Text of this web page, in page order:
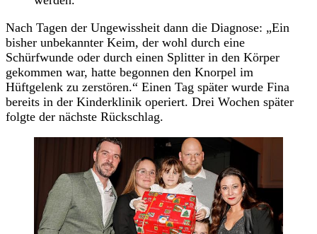
Nach Tagen der Ungewissheit dann die Diagnose: „Ein
bisher unbekannter Keim, der wohl durch eine
Schürfwunde oder durch einen Splitter in den Körper
gekommen war, hatte begonnen den Knorpel im
Hüftgelenk zu zerstören.“ Einen Tag später wurde Fina
bereits in der Kinderklinik operiert. Drei Wochen später
folgte der nächste Rückschlag.